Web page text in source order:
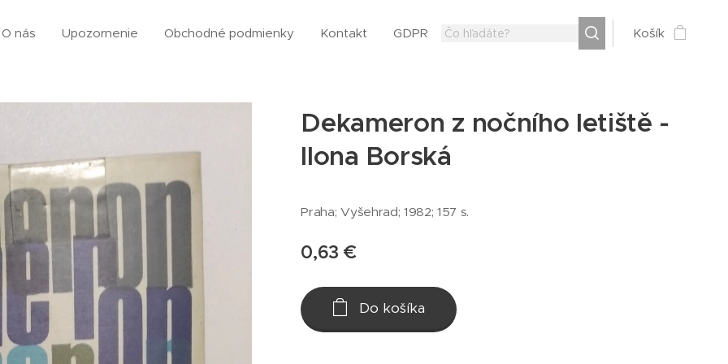
O nás Upozornenie Obchodné podmienky Kontakt GDPR Košík
Dekameron z nočního letiště -
Ilona Borská
Praha; Vyšehrad; 1982; 157 s.
0,63 €
Do košíka